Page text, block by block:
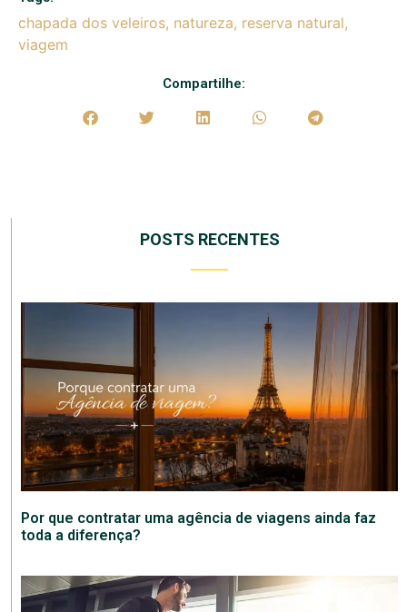
chapada dos veleiros, natureza, reserva natural,
viagem
Compartilhe:
POSTS RECENTES
Por que contratar uma agência de viagens ainda faz
toda a diferença?